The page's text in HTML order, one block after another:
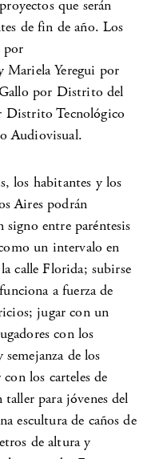
que serán
de fin de año. Los
por
Yeregui por
por Distrito del
Distrito Tecnológico
Audiovisual.
los habitantes y los
Aires podrán
entre paréntesis
un intervalo en
calle Florida; subirse
a fuerza de
jugar con un
con los
de los
los carteles de
para jóvenes del
escultura de caños de
de altura y